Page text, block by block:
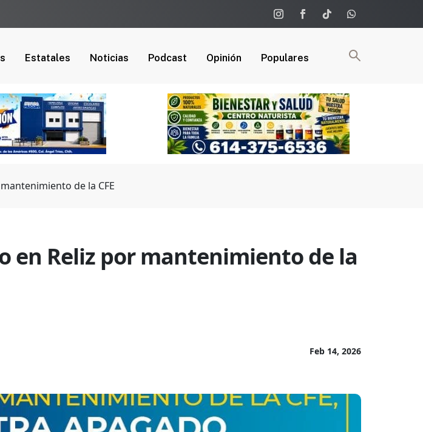
Estatales Noticias Podcast Opinión Populares
de la CFE
en Reliz por mantenimiento de la
Feb 14, 2026